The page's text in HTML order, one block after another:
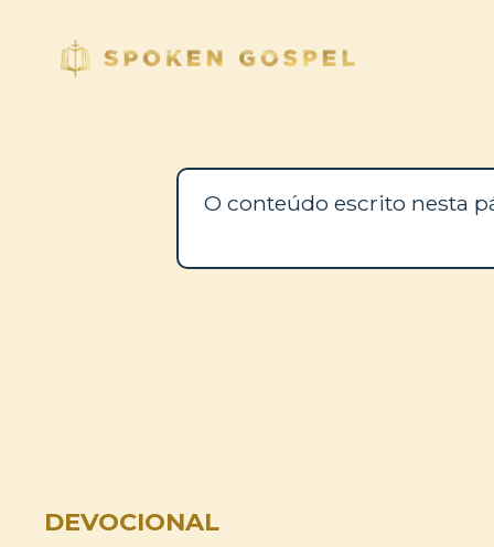
O conteúdo escrito nesta
DEVOCIONAL